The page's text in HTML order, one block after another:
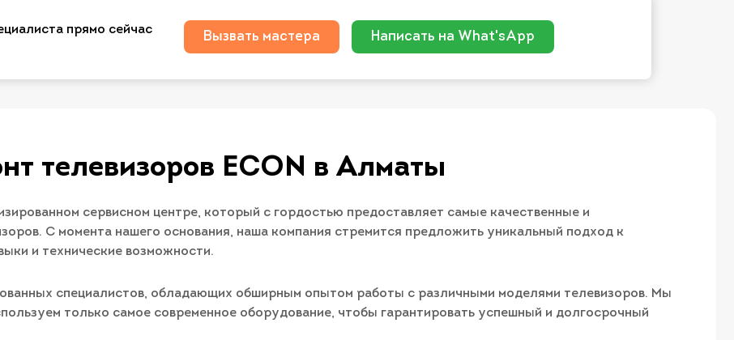
прямо сейчас
Вызвать мастера Написать на What'sApp
телевизоров ECON в Алматы
сервисном центре, который с гордостью предоставляет самые качественные и
С момента нашего основания, наша компания стремится предложить уникальный подход к
и технические возможности.
специалистов, обладающих обширным опытом работы с различными моделями телевизоров. Мы
только самое современное оборудование, чтобы гарантировать успешный и долгосрочный